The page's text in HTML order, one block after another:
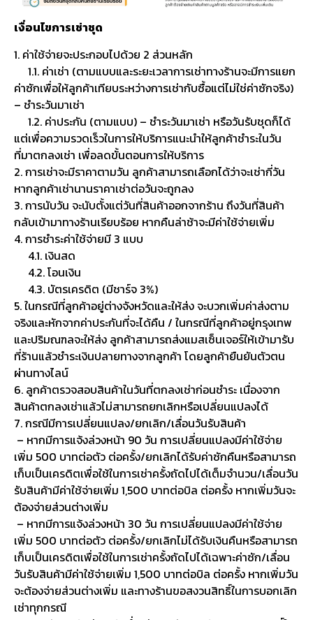
เงื่อนไขการเช่าชุด
1. ค่าใช้จ่ายจะประกอบไปด้วย 2 ส่วนหลัก
1.1. ค่าเช่า (ตามแบบและระยะเวลาการเช่าทางร้านจะมีการแยก
ค่าซักเพื่อให้ลูกค้าเทียบระหว่างการเช่ากับซื้อแต่ไม่ใช่ค่าซักจริง)
– ชำระวันมาเช่า
1.2. ค่าประกัน (ตามแบบ) – ชำระวันมาเช่า หรือวันรับชุดก็ได้
แต่เพื่อความรวดเร็วในการให้บริการแนะนำให้ลูกค้าชำระในวัน
ที่มาตกลงเช่า เพื่อลดขั้นตอนการให้บริการ
2. การเช่าจะมีราคาตามวัน ลูกค้าสามารถเลือกได้ว่าจะเช่ากี่วัน
หากลูกค้าเช่านานราคาเช่าต่อวันจะถูกลง
3. การนับวัน จะนับตั้งแต่วันที่สินค้าออกจากร้าน ถึงวันที่สินค้า
กลับเข้ามาทางร้านเรียบร้อย หากคืนล่าช้าจะมีค่าใช้จ่ายเพิ่ม
4. การชำระค่าใช้จ่ายมี 3 แบบ
4.1. เงินสด
4.2. โอนเงิน
4.3. บัตรเครดิต (มีชาร์จ 3%)
5. ในกรณีที่ลูกค้าอยู่ต่างจังหวัดและให้ส่ง จะบวกเพิ่มค่าส่งตาม
จริงและหักจากค่าประกันที่จะได้คืน / ในกรณีที่ลูกค้าอยู่กรุงเทพ
และปริมณฑลจะให้ส่ง ลูกค้าสามารถส่งแมสเซ็นเจอร์ให้เข้ามารับ
ที่ร้านแล้วชำระเงินปลายทางจากลูกค้า โดยลูกค้ายืนยันตัวตน
ผ่านทางไลน์
6. ลูกค้าตรวจสอบสินค้าในวันที่ตกลงเช่าก่อนชำระ เนื่องจาก
สินค้าตกลงเช่าแล้วไม่สามารถยกเลิกหรือเปลี่ยนแปลงได้
7. กรณีมีการเปลี่ยนแปลง/ยกเลิก/เลื่อนวันรับสินค้า
– หากมีการแจ้งล่วงหน้า 90 วัน การเปลี่ยนแปลงมีค่าใช้จ่าย
เพิ่ม 500 บาทต่อตัว ต่อครั้ง/ยกเลิกได้รับค่าซักคืนหรือสามารถ
เก็บเป็นเครดิตเพื่อใช้ในการเช่าครั้งถัดไปได้เต็มจำนวน/เลื่อนวัน
รับสินค้ามีค่าใช้จ่ายเพิ่ม 1,500 บาทต่อบิล ต่อครั้ง หากเพิ่มวันจะ
ต้องจ่ายส่วนต่างเพิ่ม
– หากมีการแจ้งล่วงหน้า 30 วัน การเปลี่ยนแปลงมีค่าใช้จ่าย
เพิ่ม 500 บาทต่อตัว ต่อครั้ง/ยกเลิกไม่ได้รับเงินคืนหรือสามารถ
เก็บเป็นเครดิตเพื่อใช้ในการเช่าครั้งถัดไปได้เฉพาะค่าซัก/เลื่อน
วันรับสินค้ามีค่าใช้จ่ายเพิ่ม 1,500 บาทต่อบิล ต่อครั้ง หากเพิ่มวัน
จะต้องจ่ายส่วนต่างเพิ่ม และทางร้านขอสงวนสิทธิ์ในการบอกเลิก
เช่าทุกกรณี